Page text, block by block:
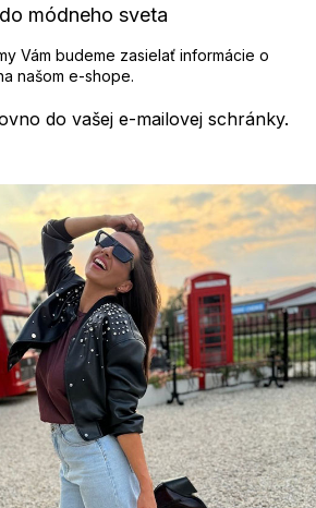
i
u
do vašej e-mailovej schránky.
módneho sveta
Vám budeme zasielať informácie o
našom e-shope.